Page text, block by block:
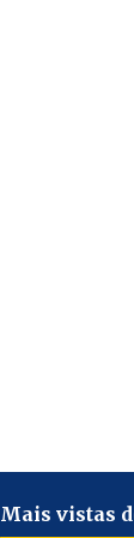
Mais vistas